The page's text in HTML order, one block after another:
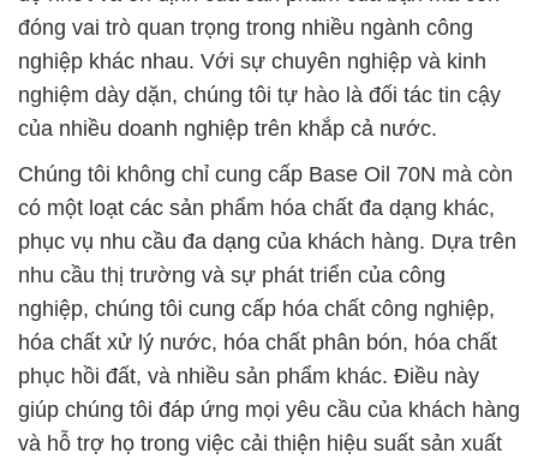
đóng vai trò quan trọng trong nhiều ngành công
nghiệp khác nhau. Với sự chuyên nghiệp và kinh
nghiệm dày dặn, chúng tôi tự hào là đối tác tin cậy
của nhiều doanh nghiệp trên khắp cả nước.
Chúng tôi không chỉ cung cấp Base Oil 70N mà còn
có một loạt các sản phẩm hóa chất đa dạng khác,
phục vụ nhu cầu đa dạng của khách hàng. Dựa trên
nhu cầu thị trường và sự phát triển của công
nghiệp, chúng tôi cung cấp hóa chất công nghiệp,
hóa chất xử lý nước, hóa chất phân bón, hóa chất
phục hồi đất, và nhiều sản phẩm khác. Điều này
giúp chúng tôi đáp ứng mọi yêu cầu của khách hàng
và hỗ trợ họ trong việc cải thiện hiệu suất sản xuất